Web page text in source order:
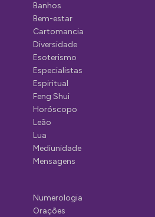
Banhos
Bem-estar
Cartomancia
Diversidade
Esoterismo
Especialistas
Espiritual
Feng Shui
Horóscopo
Leão
Lua
Mediunidade
Mensagens
Numerologia
Orações